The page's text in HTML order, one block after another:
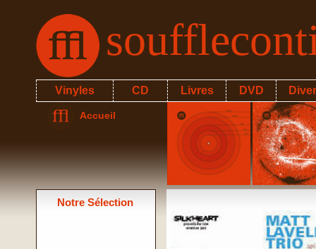
Vinyles CD Livres DVD
Accueil
Notre Sélection